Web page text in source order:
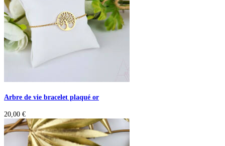
Arbre de vie bracelet plaqué or
20,00 €